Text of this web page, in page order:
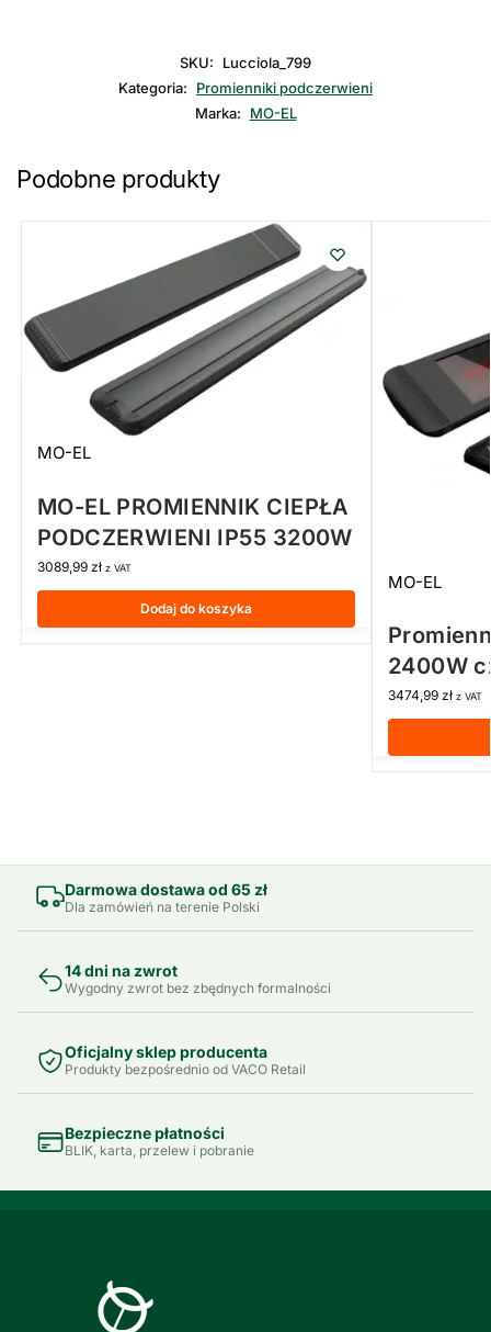
SKU:
Lucciola_799
Kategoria:
Promienniki podczerwieni
Marka:
MO-EL
Podobne produkty
MO-EL
MO-EL PROMIENNIK CIEPŁA
PODCZERWIENI IP55 3200W
3089,99 zł z VAT
Dodaj do koszyka
MO-EL
2400W
3474,99 zł z VAT
Darmowa dostawa od 65 zł
Dla zamówień na terenie Polski
14 dni na zwrot
Wygodny zwrot bez zbędnych formalności
Oficjalny sklep producenta
Produkty bezpośrednio od VACO Retail
Bezpieczne płatności
BLIK, karta, przelew i pobranie